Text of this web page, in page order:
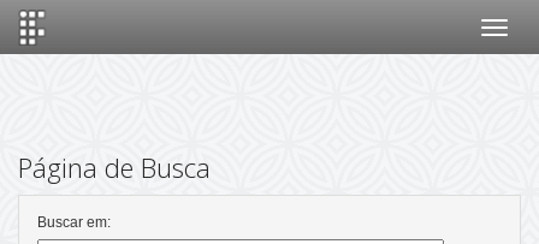
Página de Busca
Buscar em: